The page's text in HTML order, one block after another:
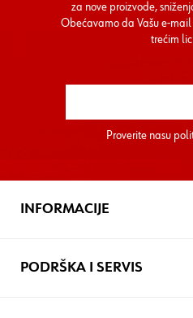
za nove proizvode,
Obećavamo da Vašu e-
trećim
Proverite nasu
INFORMACIJE
PODRŠKA I SERVIS